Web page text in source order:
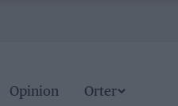
Opinion Orter